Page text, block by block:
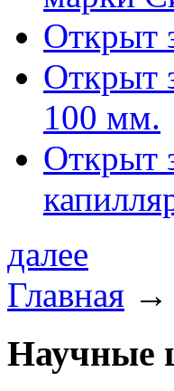
Открыт
Открыт
100 мм.
Открыт
далее
Главная →
Научные